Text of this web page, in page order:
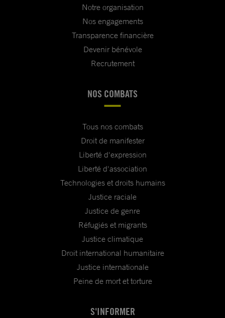
Notre organisation
Nos engagements
Transparence financière
Devenir bénévole
Recrutement
NOS COMBATS
Tous nos combats
Droit de manifester
Liberté d'expression
Liberté d'association
Technologies et droits humains
Justice raciale
Justice de genre
Réfugiés et migrants
Justice climatique
Droit international humanitaire
Justice internationale
Peine de mort et torture
S'INFORMER